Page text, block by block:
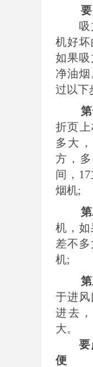
吸力
机好坏
如果吸
净油
过以下
折页
多大
方，
间，
烟机;
机，
差不
机;
于进风
进去
大。
要
便